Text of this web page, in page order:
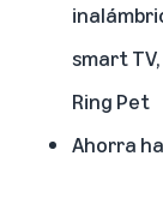
smart TV,
Ring Pet
Ahorra